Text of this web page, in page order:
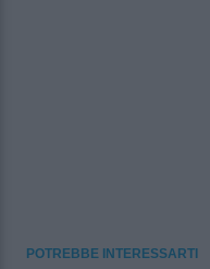
POTREBBE INTERESSARTI